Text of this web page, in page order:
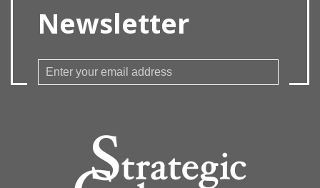
Newsletter